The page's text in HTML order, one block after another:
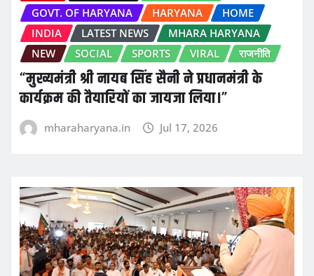
GOVT. OF HARYANA
HARYANA
HOME
INDIA
LATEST NEWS
MHARA HARYANA
NEW
SOCIAL SPORTS VIRAL राजनीति
“मुख्यमंत्री श्री नायब सिंह सैनी ने प्रधानमंत्री के
कार्यक्रम की तैयारियों का जायजा लिया।”
mharaharyana.in Jul 17, 2026